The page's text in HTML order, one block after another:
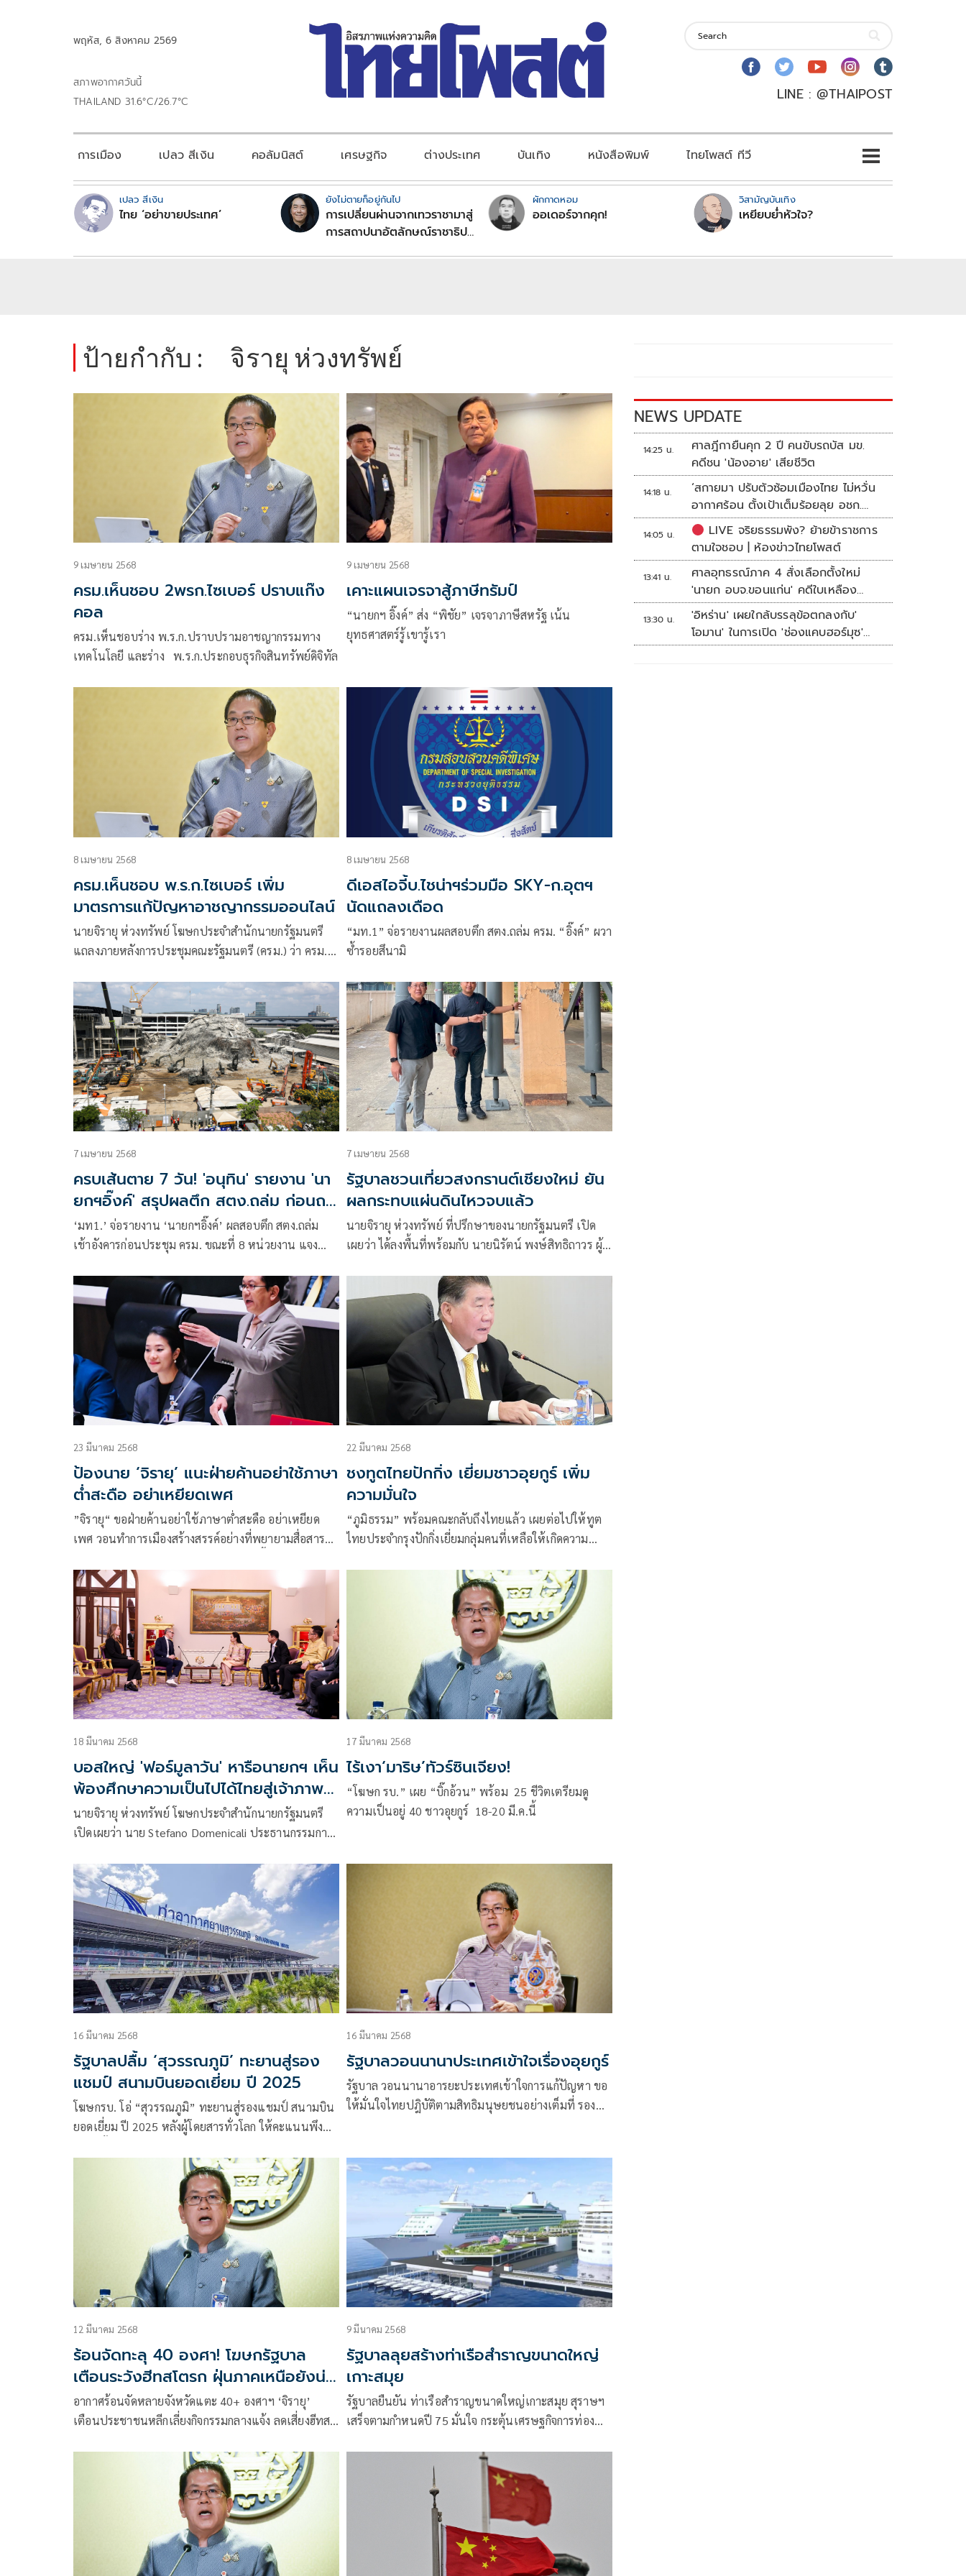
พฤหัส, 6 สิงหาคม 2569
สภาพอากาศวันนี้
THAILAND 31.6°C/26.7°C
LINE : @THAIPOST
การเมือง เปลว สีเงิน คอลัมนิสต์ เศรษฐกิจ ต่างประเทศ บันเทิง หนังสือพิมพ์ ไทยโพสต์ ทีวี
เปลว สีเงิน
ไทย ‘อย่าขายประเทศ’
ยังไม่ตายก็อยู่กันไป
การเปลี่ยนผ่านจากเทวราชามาสู่
การสถาปนาอัตลักษณ์ราชาธิป
ผักกาดหอม
ออเดอร์จากคุก!
วิสามัญบันเทิง
เหยียบย่ำหัวใจ?
ป้ายกำกับ : จิรายุ ห่วงทรัพย์
9 เมษายน 2568
ครม.เห็นชอบ 2พรก.ไซเบอร์ ปราบแก๊ง
คอล
ครม.เห็นชอบร่าง พ.ร.ก.ปราบปรามอาชญากรรมทาง
เทคโนโลยี และร่าง พ.ร.ก.ประกอบธุรกิจสินทรัพย์ดิจิทัล
9 เมษายน 2568
เคาะแผนเจรจาสู้ภาษีทรัมป์
“นายกฯ อิ๊งค์” ส่ง “พิชัย” เจรจาภาษีสหรัฐ เน้น
ยุทธศาสตร์รู้เขารู้เรา
8 เมษายน 2568
ครม.เห็นชอบ พ.ร.ก.ไซเบอร์ เพิ่ม
มาตรการแก้ปัญหาอาชญากรรมออนไลน์
นายจิรายุ ห่วงทรัพย์ โฆษกประจำสำนักนายกรัฐมนตรี
แถลงภายหลังการประชุมคณะรัฐมนตรี (ครม.) ว่า ครม.มี
ป้องกันและปราบปรามอาชญากรรมทางเทคโนโลยี
8 เมษายน 2568
ดีเอสไอจี้บ.ไชน่าฯร่วมมือ SKY-ก.อุตฯ
นัดแถลงเดือด
“มท.1” จ่อรายงานผลสอบตึก สตง.ถล่ม ครม. “อิ๊งค์” ผวา
ซ้ำรอยสึนามิ
7 เมษายน 2568
ครบเส้นตาย 7 วัน! 'อนุทิน' รายงาน 'นา
ยกฯอิ๊งค์' สรุปผลตึก สตง.ถล่ม ก่อนถก
ครม.
‘มท1.’ จ่อรายงาน ‘นายกฯอิ๊งค์’ ผลสอบตึก สตง.ถล่ม
เช้าอังคารก่อนประชุม ครม. ขณะที่ 8 หน่วยงาน แจง
เจ็บและเสียชีวิต
7 เมษายน 2568
รัฐบาลชวนเที่ยวสงกรานต์เชียงใหม่ ยัน
ผลกระทบแผ่นดินไหวจบแล้ว
นายจิรายุ ห่วงทรัพย์ ที่ปรึกษาของนายกรัฐมนตรี เปิด
เผยว่า ได้ลงพื้นที่พร้อมกับ นายนิรัตน์ พงษ์สิทธิถาวร ผู้
อำเภอเมืองเชียงใหม่
23 มีนาคม 2568
ป้องนาย ‘จิรายุ’ แนะฝ่ายค้านอย่าใช้ภาษา
ต่ำสะดือ อย่าเหยียดเพศ
”จิรายุ“ ขอฝ่ายค้านอย่าใช้ภาษาต่ำสะดือ อย่าเหยียด
เพศ วอนทำการเมืองสร้างสรรค์อย่างที่พยายามสื่อสารมา
ระดับ “Wonder Woman.“
22 มีนาคม 2568
ชงทูตไทยปักกิ่ง เยี่ยมชาวอุยกูร์ เพิ่ม
ความมั่นใจ
“ภูมิธรรม” พร้อมคณะกลับถึงไทยแล้ว เผยต่อไปให้ทูต
ไทยประจำกรุงปักกิ่งเยี่ยมกลุ่มคนที่เหลือให้เกิดความ
18 มีนาคม 2568
บอสใหญ่ 'ฟอร์มูลาวัน' หารือนายกฯ เห็น
พ้องศึกษาความเป็นไปได้ไทยสู่เจ้าภาพใน
อนาคต
นายจิรายุ ห่วงทรัพย์ โฆษกประจำสำนักนายกรัฐมนตรี
เปิดเผยว่า นาย Stefano Domenicali ประธานกรรมการ
นางสาวแพทองธาร ชินวัตร นายกรัฐมนตรี และนาย
สุริยะ จึงรุ่งเรืองกิจ รองนายกรัฐมนตรีและรัฐมนตรีว่าการ
กระทรวงคมนาคม
17 มีนาคม 2568
ไร้เงา‘มาริษ’ทัวร์ซินเจียง!
“โฆษก รบ.” เผย “บิ๊กอ้วน” พร้อม 25 ชีวิตเตรียมดู
ความเป็นอยู่ 40 ชาวอุยกูร์ 18-20 มี.ค.นี้
16 มีนาคม 2568
รัฐบาลปลื้ม ‘สุวรรณภูมิ’ ทะยานสู่รอง
แชมป์ สนามบินยอดเยี่ยม ปี 2025
โฆษกรบ. โอ่ “สุวรรณภูมิ” ทะยานสู่รองแชมป์ สนามบิน
ยอดเยี่ยม ปี 2025 หลังผู้โดยสารทั่วโลก ให้คะแนนพึง
16 มีนาคม 2568
รัฐบาลวอนนานาประเทศเข้าใจเรื่องอุยกูร์
รัฐบาล วอนนานาอารยะประเทศเข้าใจการแก้ปัญหา ขอ
ให้มั่นใจไทยปฎิบัติตามสิทธิมนุษยชนอย่างเต็มที่ รองนา
12 มีนาคม 2568
ร้อนจัดทะลุ 40 องศา! โฆษกรัฐบาล
เตือนระวังฮีทสโตรก ฝุ่นภาคเหนือยังน่า
ห่วง
อากาศร้อนจัดหลายจังหวัดแตะ 40+ องศาฯ ‘จิรายุ’
เตือนประชาชนหลีกเลี่ยงกิจกรรมกลางแจ้ง ลดเสี่ยงฮีทส
มาตรฐาน จับตาค่าฝุ่นขยับเพิ่มใน 7 วันข้างหน้า
9 มีนาคม 2568
รัฐบาลลุยสร้างท่าเรือสำราญขนาดใหญ่
เกาะสมุย
รัฐบาลยืนยัน ท่าเรือสำราญขนาดใหญ่เกาะสมุย สุราษฯ
เสร็จตามกำหนดปี 75 มั่นใจ กระตุ้นเศรษฐกิจการท่อง
NEWS UPDATE
14:25 น.
ศาลฎีกายืนคุก 2 ปี คนขับรถบัส มข.
คดีชน 'น้องอาย' เสียชีวิต
14:18 น.
‘สกายมา ปรับตัวซ้อมเมืองไทย ไม่หวั่น
อากาศร้อน ตั้งเป้าเต็มร้อยลุย อชก.
2026
14:05 น.
LIVE จริยธรรมพัง? ย้ายข้าราชการ
ตามใจชอบ | ห้องข่าวไทยโพสต์
13:41 น.
ศาลอุทธรณ์ภาค 4 สั่งเลือกตั้งใหม่
'นายก อบจ.ขอนแก่น' คดีใบเหลือง
'วัฒนา ช่างเหลา'
13:30 น.
'อิหร่าน' เผยใกล้บรรลุข้อตกลงกับ'
โอมาน' ในการเปิด 'ช่องแคบฮอร์มุซ'
แล้ว แต่การเปิดขึ้นอยู่กับสหรัฐฯ